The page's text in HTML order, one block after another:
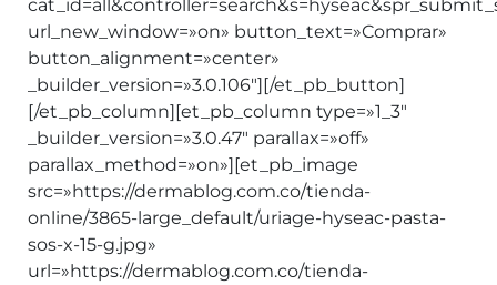
url_new_window=»on» button_text=»Comprar»
button_alignment=»center»
_builder_version=»3.0.106″][/et_pb_button]
[/et_pb_column][et_pb_column type=»1_3″
_builder_version=»3.0.47″ parallax=»off»
parallax_method=»on»][et_pb_image
src=»https://dermablog.com.co/tienda-
online/3865-large_default/uriage-hyseac-pasta-
sos-x-15-g.jpg»
url=»https://dermablog.com.co/tienda-